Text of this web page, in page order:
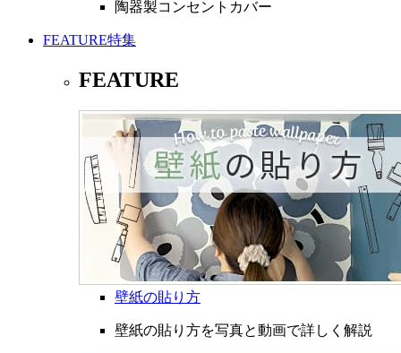
陶器製コンセントカバー
FEATURE特集
FEATURE
壁紙の貼り方
壁紙の貼り方を写真と動画で詳しく解説